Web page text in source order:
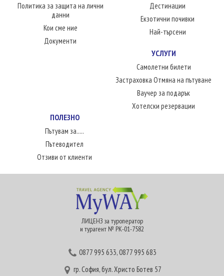
Политика за защита на лични
данни
Кои сме ние
Документи
Дестинации
Екзотични почивки
Най-търсени
УСЛУГИ
Самолетни билети
Застраховка Отмяна на пътуване
Ваучер за подарък
Хотелски резервации
ПОЛЕЗНО
Пътувам за.....
Пътеводител
Отзиви от клиенти
ЛИЦЕНЗ за туроператор
и турагент № РК-01-7582
0877 995 633,0877 995 683
гр. София, бул. Христо Ботев 57